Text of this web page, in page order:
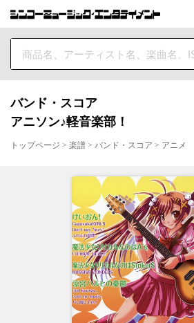
バンド・スコア
アニソン♪軽音楽部！
トップページ > 楽譜 > バンド・スコア > アニメ